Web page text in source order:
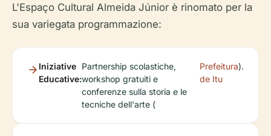
L'Espaço Cultural Almeida Júnior è rinomato per la
sua variegata programmazione:
Iniziative
Educative:
Partnership scolastiche,
workshop gratuiti e
conferenze sulla storia e le
tecniche dell'arte (
Prefeitura
de Itu
).